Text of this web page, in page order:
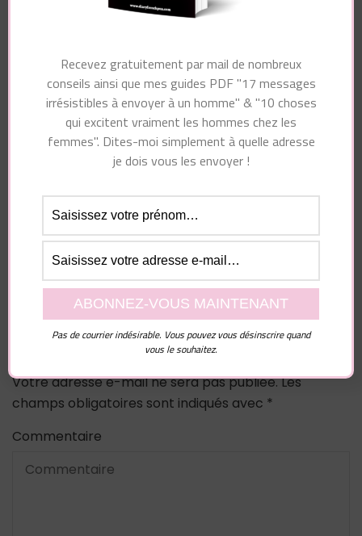
Navigation
Dépendance affective
vs Autonomie
affective
lingerie irrésistible
en toutes
circonstances ?
Laisser un commentaire
Votre adresse e-mail ne sera pas publiée.Les
champs obligatoires sont indiqués avec *
Commentaire
Recevez gratuitement par mail de nombreux
conseils ainsi que mes guides PDF "17 messages
irrésistibles à envoyer à un homme" & "10 choses
qui excitent vraiment les hommes chez les
femmes". Dites-moi simplement à quelle adresse
je dois vous les envoyer !
Pas de courrier indésirable. Vous pouvez vous désinscrire quand
vous le souhaitez.